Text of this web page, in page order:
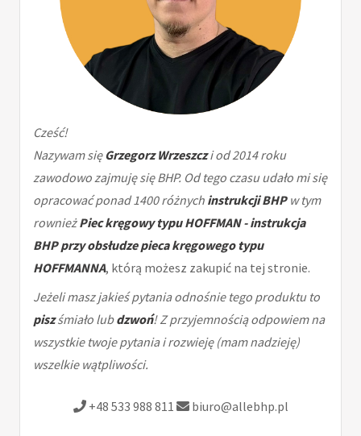
Cześć!
Nazywam sięGrzegorz Wrzeszczi od 2014 roku
zawodowo zajmuję się BHP. Od tego czasu udało mi się
opracować ponad 1400 różnych instrukcji BHPw tym
rownieżPiec kręgowy typu HOFFMAN - instrukcja
BHP przy obsłudze pieca kręgowego typu
HOFFMANNA, którą możesz zakupić na tej stronie.
Jeżeli masz jakieś pytania odnośnie tego produktu to
piszśmiało lubdzwoń! Z przyjemnością odpowiem na
wszystkie twoje pytania i rozwieję (mam nadzieję)
wszelkie wątpliwości.
+48 533 988 811 biuro@allebhp.pl